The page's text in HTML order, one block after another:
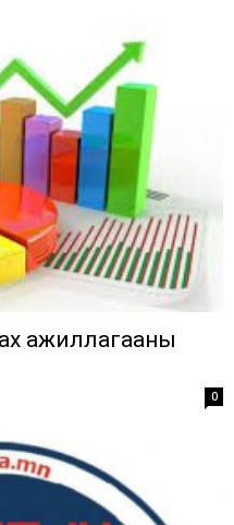
ажиллагааны
0